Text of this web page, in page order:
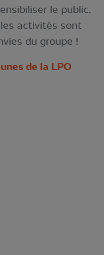
le public.
activités sont
du groupe !
de la LPO